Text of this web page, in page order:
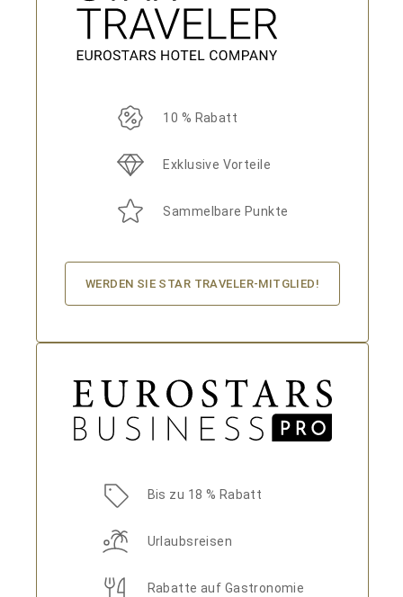
10 % Rabatt
Exklusive Vorteile
Sammelbare Punkte
WERDEN SIE STAR TRAVELER-MITGLIED!
Bis zu 18 % Rabatt
Urlaubsreisen
Rabatte auf Gastronomie